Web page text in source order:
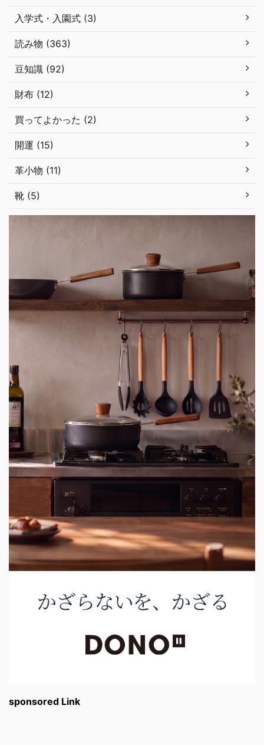
入学式・入園式 (3)
読み物 (363)
豆知識 (92)
財布 (12)
買ってよかった (2)
開運 (15)
革小物 (11)
靴 (5)
sponsored Link